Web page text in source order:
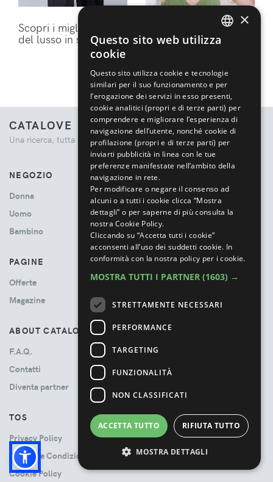
Scopri i migliori brand
del lusso in sconto
Ottieni lo styling
perfetto per i tuoi
CATALOVE
Una ricerca, tutta la moda.
NEGOZIO
Donna
Uomo
Bambino
PAGINE
Offerte
Magazine
ABOUT CATALOVE
F.A.Q.
Contatti
Diventa partner
TOS
Privacy Policy
Termini e Condizioni
Cookie Policy
×
Questo sito web utilizza
cookie
Questo sito utilizza cookie e tecnologie
similari per il suo funzionamento e per
l’erogazione dei servizi in esso presenti,
cookie analitici (propri e di terze parti) per
comprendere e migliorare l’esperienza di
navigazione dell’utente, nonché cookie di
profilazione (propri e di terze parti) per
inviarti pubblicità in linea con le tue
preferenze manifestate nell’ambito della
navigazione in rete.
Per modificare o negare il consenso ad
alcuni o a tutti i cookie clicca “Mostra
dettagli” o per saperne di più consulta la
nostra Cookie Policy.
Cliccando su “Accetta tutti i cookie”
acconsenti all’uso dei suddetti cookie. In
conformità con la nostra policy per i cookie.
MOSTRA TUTTI I PARTNER (1603) →
STRETTAMENTE NECESSARI
PERFORMANCE
TARGETING
FUNZIONALITÀ
NON CLASSIFICATI
ACCETTA TUTTO RIFIUTA TUTTO
MOSTRA DETTAGLI